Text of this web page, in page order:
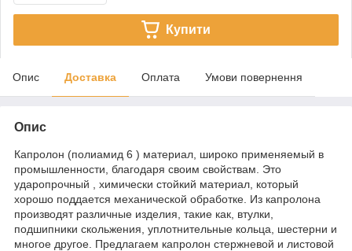
Купити
Опис Доставка Оплата Умови повернення
Опис
Капролон (полиамид 6 ) материал, широко применяемый в
промышленности, благодаря своим свойствам. Это
ударопрочный , химически стойкий материал, который
хорошо поддается механической обработке. Из капролона
производят различные изделия, такие как, втулки,
подшипники скольжения, уплотнительные кольца, шестерни и
многое другое. Предлагаем капролон стержневой и листовой